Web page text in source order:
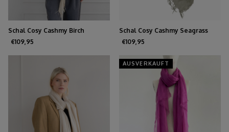
Schal Cosy Cashmy Birch
€109,95
Schal Cosy Cashmy Seagrass
€109,95
AUSVERKAUFT